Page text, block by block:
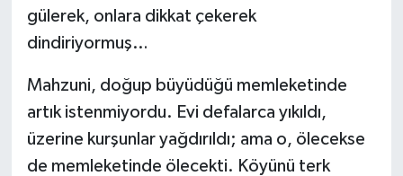
gülerek, onlara dikkat çekerek
dindiriyormuş…
Mahzuni, doğup büyüdüğü memleketinde
artık istenmiyordu. Evi defalarca yıkıldı,
üzerine kurşunlar yağdırıldı; ama o, ölecekse
de memleketinde ölecekti. Köyünü terk